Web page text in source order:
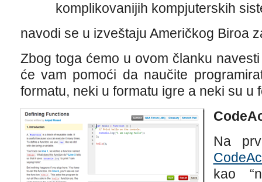
komplikovanijih kompjuterskih
navodi se u izveštaju Američkog Biroa
Zbog toga ćemo u ovom članku
će vam pomoći da naučite
formatu, neki u formatu igre a neki su u
Na
kao